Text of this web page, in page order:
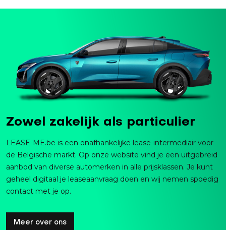
Zowel zakelijk als particulier
LEASE-ME.be is een onafhankelijke lease-intermediair voor
de Belgische markt. Op onze website vind je een uitgebreid
aanbod van diverse automerken in alle prijsklassen. Je kunt
geheel digitaal je leaseaanvraag doen en wij nemen spoedig
contact met je op.
Meer over ons